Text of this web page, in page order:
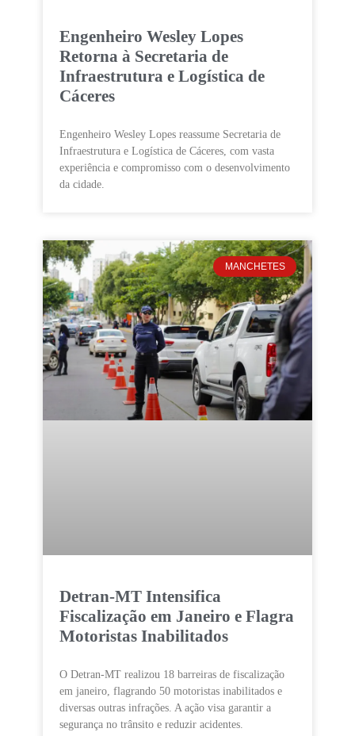
Engenheiro Wesley Lopes
Retorna à Secretaria de
Infraestrutura e Logística de
Cáceres
Engenheiro Wesley Lopes reassume Secretaria de
Infraestrutura e Logística de Cáceres, com vasta
experiência e compromisso com o desenvolvimento
da cidade.
MANCHETES
Detran-MT Intensifica
Fiscalização em Janeiro e Flagra
Motoristas Inabilitados
O Detran-MT realizou 18 barreiras de fiscalização
em janeiro, flagrando 50 motoristas inabilitados e
diversas outras infrações. A ação visa garantir a
segurança no trânsito e reduzir acidentes.